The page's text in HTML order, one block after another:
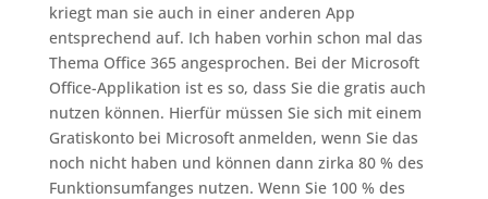
kriegt man sie auch in einer anderen App
entsprechend auf. Ich haben vorhin schon mal das
Thema Office 365 angesprochen. Bei der Microsoft
Office-Applikation ist es so, dass Sie die gratis auch
nutzen können. Hierfür müssen Sie sich mit einem
Gratiskonto bei Microsoft anmelden, wenn Sie das
noch nicht haben und können dann zirka 80 % des
Funktionsumfanges nutzen. Wenn Sie 100 % des